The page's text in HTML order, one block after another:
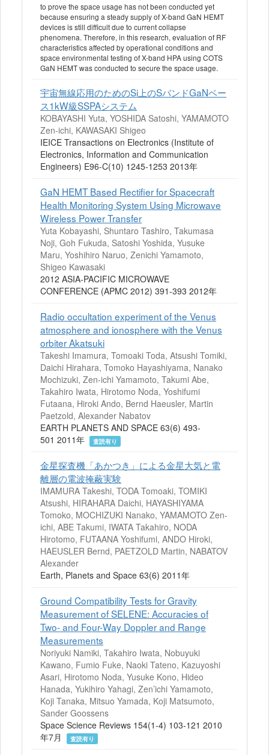
to prove the space usage has not been conducted yet
because ensuring a steady supply of X-band GaN HEMT
devices is still difficult due to current collapse
phenomena. Therefore, in this research, evaluation of RF
characteristics affected by operational conditions and
space environmental testing of X-band HPA using COTS
GaN HEMT was conducted to secure the space usage.
宇宙無線応用のためのSi上のSバンドGaNベー
ス1kW級SSPAシステム
KOBAYASHI Yuta, YOSHIDA Satoshi, YAMAMOTO
Zen-ichi, KAWASAKI Shigeo
IEICE Transactions on Electronics (Institute of
Electronics, Information and Communication
Engineers) E96-C(10) 1245-1253 2013年
GaN HEMT Based Rectifier for Spacecraft
Health Monitoring System Using Microwave
Wireless Power Transfer
Yuta Kobayashi, Shuntaro Tashiro, Takumasa
Noji, Goh Fukuda, Satoshi Yoshida, Yusuke
Maru, Yoshihiro Naruo, Zenichi Yamamoto,
Shigeo Kawasaki
2012 ASIA-PACIFIC MICROWAVE
CONFERENCE (APMC 2012) 391-393 2012年
Radio occultation experiment of the Venus
atmosphere and ionosphere with the Venus
orbiter Akatsuki
Takeshi Imamura, Tomoaki Toda, Atsushi Tomiki,
Daichi Hirahara, Tomoko Hayashiyama, Nanako
Mochizuki, Zen-ichi Yamamoto, Takumi Abe,
Takahiro Iwata, Hirotomo Noda, Yoshifumi
Futaana, Hiroki Ando, Bernd Haeusler, Martin
Paetzold, Alexander Nabatov
EARTH PLANETS AND SPACE 63(6) 493-
501 2011年
査読有り
金星探査機「あかつき」による金星大気と電
離層の電波掩蔽実験
IMAMURA Takeshi, TODA Tomoaki, TOMIKI
Atsushi, HIRAHARA Daichi, HAYASHIYAMA
Tomoko, MOCHIZUKI Nanako, YAMAMOTO Zen-
ichi, ABE Takumi, IWATA Takahiro, NODA
Hirotomo, FUTAANA Yoshifumi, ANDO Hiroki,
HAEUSLER Bernd, PAETZOLD Martin, NABATOV
Alexander
Earth, Planets and Space 63(6) 2011年
Ground Compatibility Tests for Gravity
Measurement of SELENE: Accuracies of
Two- and Four-Way Doppler and Range
Measurements
Noriyuki Namiki, Takahiro Iwata, Nobuyuki
Kawano, Fumio Fuke, Naoki Tateno, Kazuyoshi
Asari, Hirotomo Noda, Yusuke Kono, Hideo
Hanada, Yukihiro Yahagi, Zen’ichi Yamamoto,
Koji Tanaka, Mitsuo Yamada, Koji Matsumoto,
Sander Goossens
Space Science Reviews 154(1-4) 103-121 2010
年7月
査読有り